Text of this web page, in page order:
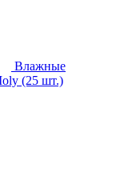
Влажные
(25 шт.)